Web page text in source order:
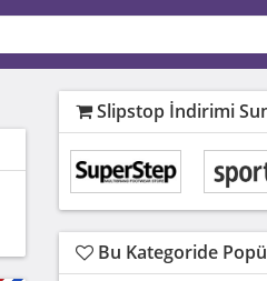
Slipstop İndirimi
Bu Kategoride